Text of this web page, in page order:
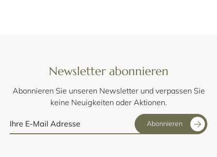
Newsletter abonnieren
Abonnieren Sie unseren Newsletter und verpassen Sie
keine Neuigkeiten oder Aktionen.
Abonnieren